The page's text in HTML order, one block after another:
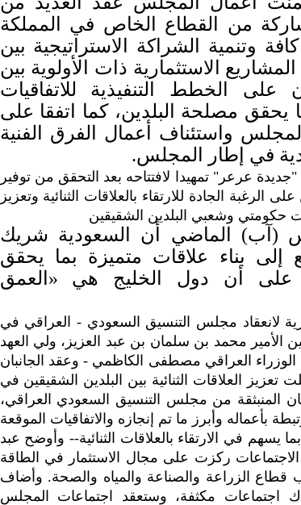
من القطاع الخاص في المملكة
وتنمية الشراكة الاستراتيجية بين
الاستثمارية ذات الأولوية بين
على الخطط التنفيذية للاتفاقيات
يحقق مصلحة البلدين، كما اتفقا على
واستئناف أعمال الفرق الفنية
في إطار المجلس.
عرعر" تمهيدا لافتتاحه بعد التحقق من توفير
الرغبة الجادة للارتقاء بالعلاقات الثنائية وتعزيز
حكومتي وشعبي البلدين الشقيقين
الماضي أن السعودية شريك
إلى بناء علاقات متميزة بما يحقق
على أن دول الخليج هي «العمق
لانعقاد مجلس التنسيق السعودي - العراقي في
الأمير محمد بن سلمان بن عبد العزيز، ولي العهد
العراقي مصطفى الكاظمي - وعقد الجانبان
العلاقات الثنائية بين البلدين الشقيقين في
المنبثقة من مجلس التنسيق السعودي العراقي،
بأعماله وأبرز ما تم إنجازه والاتفاقيات الموقعة
يسهم في الارتقاء بالعلاقات الثنائية-- وأوضح عبد
ركزت على مجال الاستثمار في الطاقة
قطاع الزراعة والصناعة والمياه والصحة. وأضاف
اجتماعات مكثفة، وستعقد اجتماعات المجلس